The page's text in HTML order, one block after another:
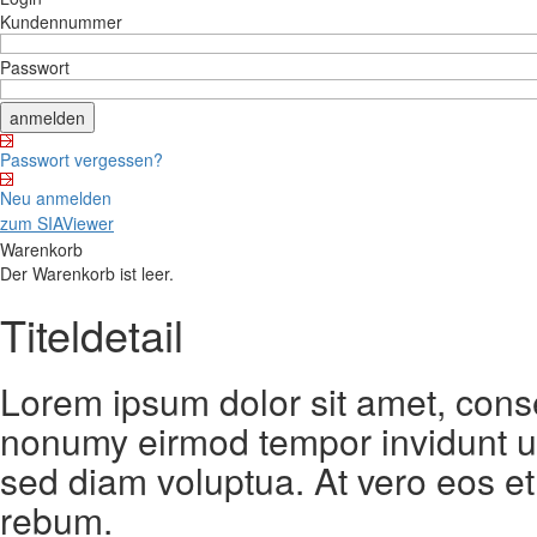
Kundennummer
Passwort
Passwort vergessen?
Neu anmelden
zum SIAViewer
Warenkorb
Der Warenkorb ist leer.
Titeldetail
Lorem ipsum dolor sit amet,
nonumy eirmod tempor invidunt
sed diam voluptua. At vero eos
rebum.